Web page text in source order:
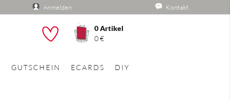
Anmelden Kontakt
0Artikel
0 €
GUTSCHEIN ECARDS DIY